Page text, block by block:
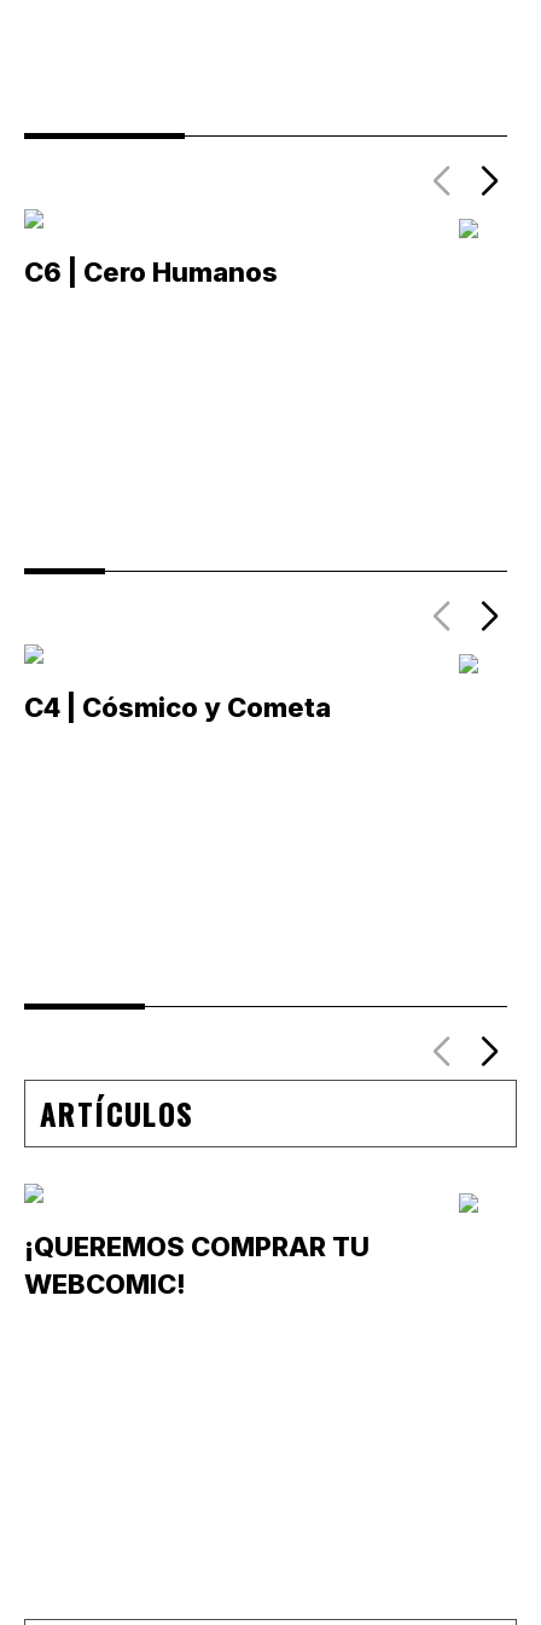
C6 | Cero Humanos
C4 | Cósmico y Cometa
ARTÍCULOS
¡QUEREMOS COMPRAR TU
WEBCOMIC!